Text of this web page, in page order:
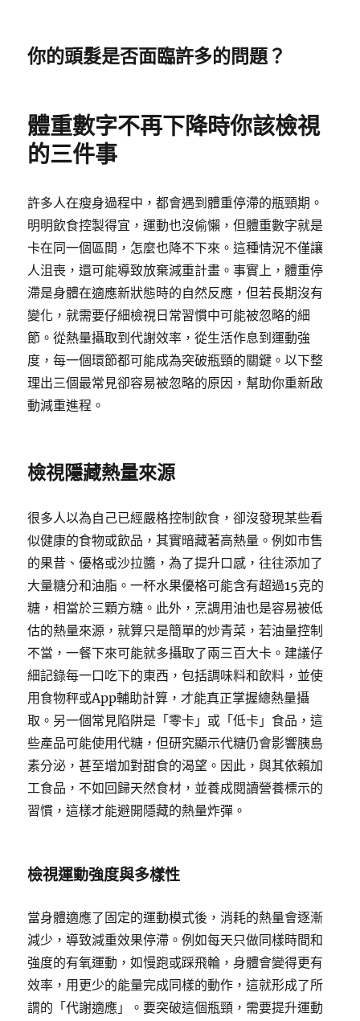
你的頭髮是否面臨許多的問題？
體重數字不再下降時你該檢視
的三件事
許多人在瘦身過程中，都會遇到體重停滯的瓶頸期。
明明飲食控製得宜，運動也沒偷懶，但體重數字就是
卡在同一個區間，怎麼也降不下來。這種情況不僅讓
人沮喪，還可能導致放棄減重計畫。事實上，體重停
滯是身體在適應新狀態時的自然反應，但若長期沒有
變化，就需要仔細檢視日常習慣中可能被忽略的細
節。從熱量攝取到代謝效率，從生活作息到運動強
度，每一個環節都可能成為突破瓶頸的關鍵。以下整
理出三個最常見卻容易被忽略的原因，幫助你重新啟
動減重進程。
檢視隱藏熱量來源
很多人以為自己已經嚴格控制飲食，卻沒發現某些看
似健康的食物或飲品，其實暗藏著高熱量。例如市售
的果昔、優格或沙拉醬，為了提升口感，往往添加了
大量糖分和油脂。一杯水果優格可能含有超過15克的
糖，相當於三顆方糖。此外，烹調用油也是容易被低
估的熱量來源，就算只是簡單的炒青菜，若油量控制
不當，一餐下來可能就多攝取了兩三百大卡。建議仔
細記錄每一口吃下的東西，包括調味料和飲料，並使
用食物秤或App輔助計算，才能真正掌握總熱量攝
取。另一個常見陷阱是「零卡」或「低卡」食品，這
些產品可能使用代糖，但研究顯示代糖仍會影響胰島
素分泌，甚至增加對甜食的渴望。因此，與其依賴加
工食品，不如回歸天然食材，並養成閱讀營養標示的
習慣，這樣才能避開隱藏的熱量炸彈。
檢視運動強度與多樣性
當身體適應了固定的運動模式後，消耗的熱量會逐漸
減少，導致減重效果停滯。例如每天只做同樣時間和
強度的有氧運動，如慢跑或踩飛輪，身體會變得更有
效率，用更少的能量完成同樣的動作，這就形成了所
謂的「代謝適應」。要突破這個瓶頸，需要提升運動